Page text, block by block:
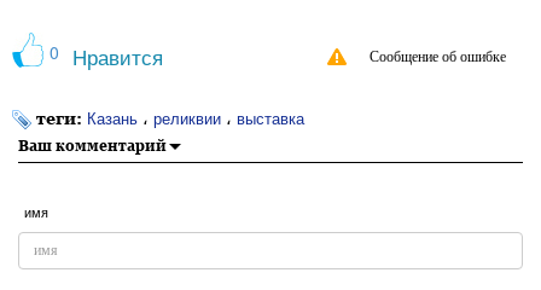
0 Нравится Сообщение об ошибке
теги: Казань ، реликвии ، выставка
Ваш комментарий
имя